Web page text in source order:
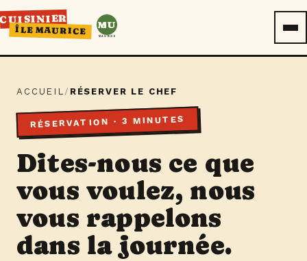
CUISINIER
ÎLE MAURICE MU
MAURICE
ACCUEIL / RÉSERVER LE CHEF
RÉSERVATION · 3 MINUTES
Dites-nous ce que
vous voulez, nous
vous rappelons
dans la journée.